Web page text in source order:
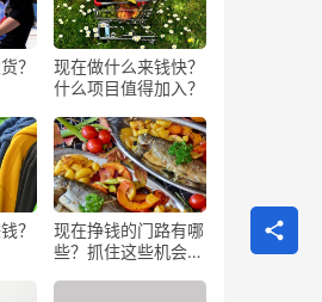
？
现在做什么来钱快？
什么项目值得加入？
？
现在挣钱的门路有哪
些？抓住这些机会闷